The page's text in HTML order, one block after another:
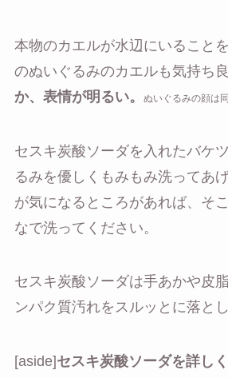
本物のカエルが水辺にいること
のぬいぐるみのカエルも気持ち
か、表情が明るい。
ぬいぐるみの顔は
セスキ炭酸ソーダを入れたバケ
るみを優しくもみもみ洗ってあ
が気になるところがあれば、そ
なで洗ってください。
セスキ炭酸ソーダは手あかや皮
ンパク質汚れをスルッとに落と
[aside]セスキ炭酸ソーダを詳し